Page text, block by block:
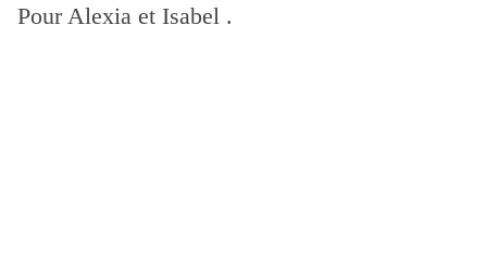
Pour Alexia et Isabel .